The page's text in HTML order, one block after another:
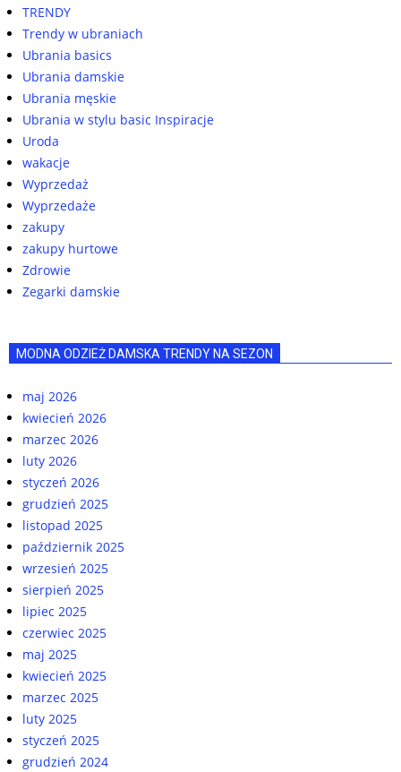
TRENDY
Trendy w ubraniach
Ubrania basics
Ubrania damskie
Ubrania męskie
Ubrania w stylu basic Inspiracje
Uroda
wakacje
Wyprzedaż
Wyprzedaże
zakupy
zakupy hurtowe
Zdrowie
Zegarki damskie
MODNA ODZIEŻ DAMSKA TRENDY NA SEZON
maj 2026
kwiecień 2026
marzec 2026
luty 2026
styczeń 2026
grudzień 2025
listopad 2025
październik 2025
wrzesień 2025
sierpień 2025
lipiec 2025
czerwiec 2025
maj 2025
kwiecień 2025
marzec 2025
luty 2025
styczeń 2025
grudzień 2024